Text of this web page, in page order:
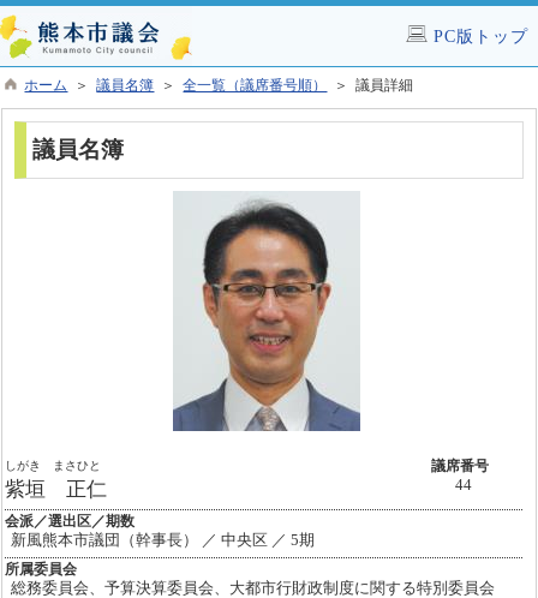
PC版トップ
ホーム ＞議員名簿 ＞全一覧（議席番号順） ＞ 議員詳細
議員名簿
しがき まさひと
紫垣 正仁
議席番号
44
会派／選出区／期数
新風熊本市議団（幹事長） ／ 中央区 ／ 5期
所属委員会
総務委員会、予算決算委員会、大都市行財政制度に関する特別委員会